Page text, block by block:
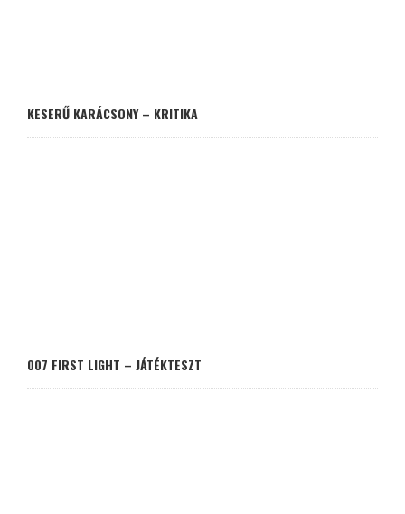
KESERŰ KARÁCSONY – KRITIKA
007 FIRST LIGHT – JÁTÉKTESZT